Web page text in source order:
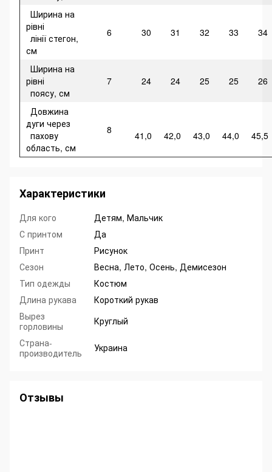
Ширина на
рівні
лінії стегон,
см
6 30 31 32 33 34
Ширина на
рівні
поясу, см
7 24 24 25 25 26
Довжина
дуги через
пахову
область, см
8 41,0 42,0 43,0 44,0 45,5
Характеристики
Для кого
Детям, Мальчик
С принтом
Да
Принт
Рисунок
Сезон
Весна, Лето, Осень, Демисезон
Тип одежды
Костюм
Длина рукава
Короткий рукав
Вырез
горловины
Круглый
Страна-
производитель
Украина
Отзывы